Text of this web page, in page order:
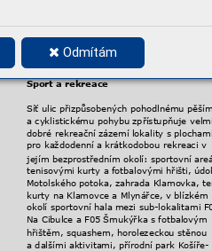
Odmítám
vovacích zařízení.
Sport a rekreace
Síť ulic přizpůsobených pohodlnému
a cyklistickému pohybu zpřístupňuje velmi
dobré rekreační zázemí lokality s plochami
pro každodenní a krátkodobou rekreaci v
jejím bezprostředním okolí: sportovní
tenisovými kurty a fotbalovými hřišti,
Motolského potoka, zahrada Klamovka,
kurty na Klamovce a Mlynářce, v blízkém
okolí sportovní hala mezi sub-lokalitami
Na Cibulce a F05 Šmukýřka s fotbalovým
hřištěm, squashem, horolezeckou stěnou
a dalšími aktivitami, přírodní park Košíře-